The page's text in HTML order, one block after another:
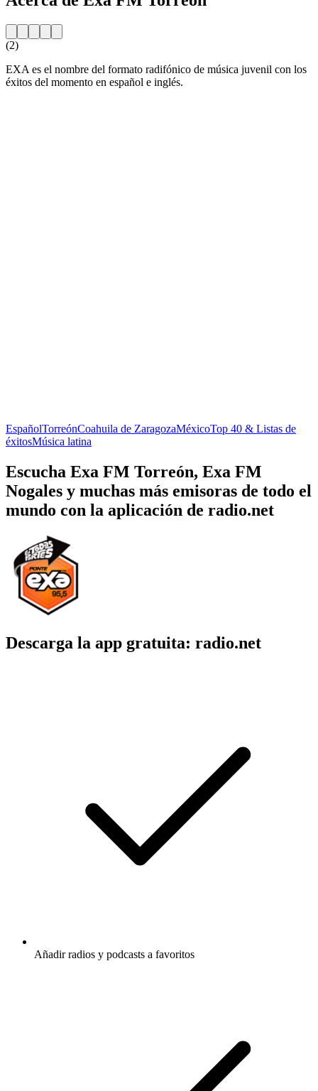
(2)
EXA es el nombre del formato radifónico de música juvenil con los
éxitos del momento en español e inglés.
EspañolTorreónCoahuila de ZaragozaMéxicoTop 40 & Listas de
éxitosMúsica latina
Escucha Exa FM Torreón, Exa FM
Nogales y muchas más emisoras de todo el
mundo con la aplicación de radio.net
Descarga la app gratuita: radio.net
Añadir radios y podcasts a favoritos